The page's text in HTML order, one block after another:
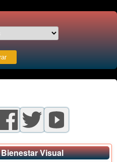
Bienestar Visual